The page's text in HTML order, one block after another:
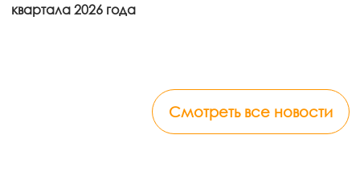
квартала 2026 года
Смотреть все новости